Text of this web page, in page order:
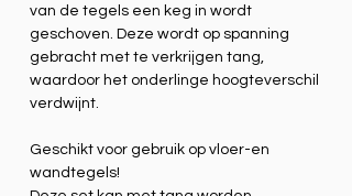
van de tegels een keg in wordt
geschoven. Deze wordt op spanning
gebracht met te verkrijgen tang,
waardoor het onderlinge hoogteverschil
verdwijnt.
Geschikt voor gebruik op vloer-en
wandtegels!